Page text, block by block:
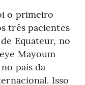
o primeiro
três pacientes
Equateur, no
Mayoum
país da
Isso